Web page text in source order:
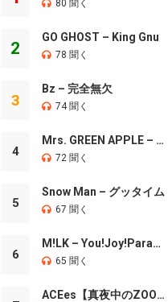
80 聞く
2
GO GHOST – King Gnu
78 聞く
3
Bz – 完全無欠
74 聞く
4
Mrs. GREEN APPLE – Brand New
72 聞く
5
Snow Man – グッタイム
67 聞く
6
M!LK – You!Joy!Parade!
65 聞く
ACEes【真夜中のZOO】